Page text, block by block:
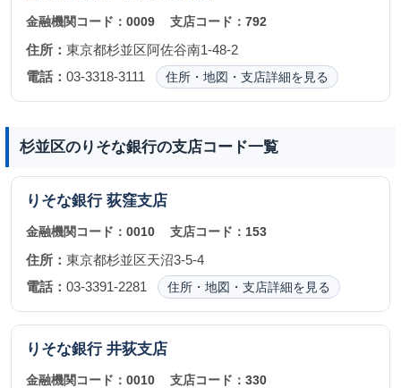
金融機関コード： 0009 支店コード：792
住所： 東京都杉並区阿佐谷南1-48-2
電話： 03-3318-3111 住所・地図・支店詳細を見る
杉並区のりそな銀行の支店コード一覧
りそな銀行 荻窪支店
金融機関コード： 0010 支店コード： 153
住所： 東京都杉並区天沼3-5-4
電話： 03-3391-2281 住所・地図・支店詳細を見る
りそな銀行 井荻支店
金融機関コード： 0010 支店コード：330